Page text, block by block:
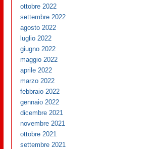
ottobre 2022
settembre 2022
agosto 2022
luglio 2022
giugno 2022
maggio 2022
aprile 2022
marzo 2022
febbraio 2022
gennaio 2022
dicembre 2021
novembre 2021
ottobre 2021
settembre 2021